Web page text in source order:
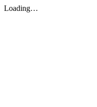
Loading…